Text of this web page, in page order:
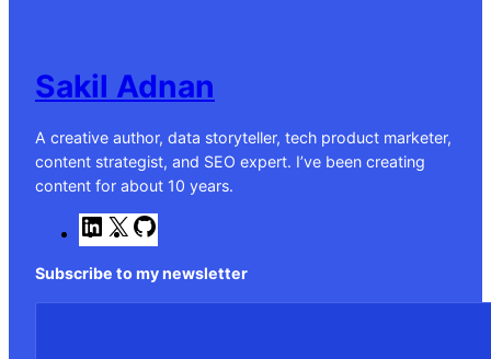
Sakil Adnan
A creative author, data storyteller, tech product marketer,
content strategist, and SEO expert. I’ve been creating
content for about 10 years.
L
i
n
X
i
t
Subscribe to my newsletter